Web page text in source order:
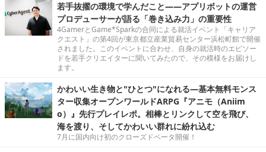
若手抜擢の環境で学んだこと――アプリボットの運営
プロデューサーが語る「巻き込み力」の重要性
4GamerとGame*Sparkの合同による就活イベント「キャリア
クエスト」の第4回が東京都立産業貿易センター浜松町館で開催
されました。このイベントに合わせ、自身の就活時のエピソー
ドを若手クリエイターに聞いてみたので、その模様をお届けし
ます。
かわいい生き物と"ひとつ"になれる―基本無料モンス
ター収集オープンワールドARPG『アニモ（Aniim
o）』先行プレイレポ。相棒とリンクして空を飛び、
海を渡り、そしてかわいい群れに紛れ込む
7月に国内向け初のクローズドベータ開催！